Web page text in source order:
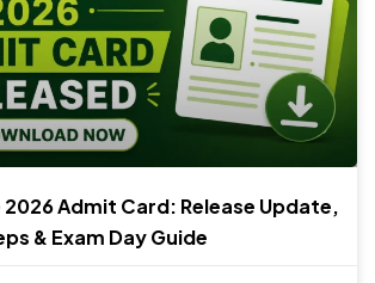
2026 Admit Card: Release Update,
& Exam Day Guide